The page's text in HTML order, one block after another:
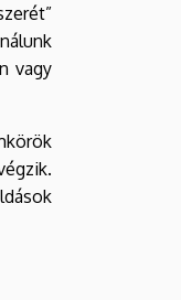
vagy